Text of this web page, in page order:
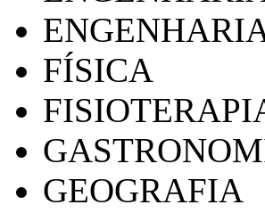
FÍSICA
GEOGRAFIA